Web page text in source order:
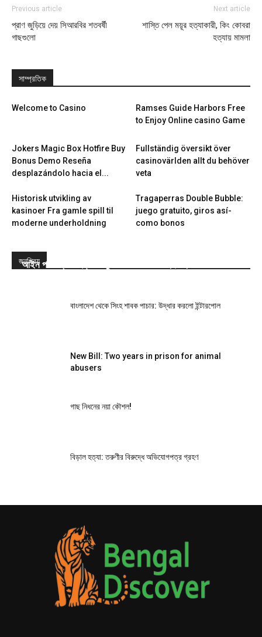
Previous article
প্রাণ জুড়িয়ে দেয় সিআরবির শতবর্ষী
গাছগুলো
Next article
শাস্তি পেল ময়ূর হত্যাকারী, কিং কোবরা
হত্যায় মামলা
সাম্প্রতিক
Welcome to Casino
Ramses Guide Harbors Free
to Enjoy Online casino Game
Jokers Magic Box Hotfire Buy
Bonus Demo Reseña
desplazándolo hacia el...
Fullständig översikt över
casinovärlden allt du behöver
veta
Historisk utvikling av
kasinoer Fra gamle spill til
moderne underholdning
Tragaperras Double Bubble:
juego gratuito, giros así­
como bonos
জনপ্রিয়
আইন পাস: প্রাণী হত্যা-নিষ্ঠুরতা করলে সর্বোচ্চ দুই বছরের জেল
বাংলাদেশ থেকে সিংহ শাবক পাচার: উদ্ধার করলো ইন্টারপোল
New Bill: Two years in prison for animal
abusers
গাছ নিধনের নয়া কৌশল!
বিড়াল হত্যা: তরুণীর বিরুদ্ধে অভিযোগপত্র গ্রহণ